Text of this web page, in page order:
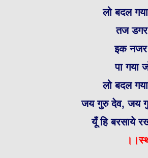
लो बदल
तज
इक
पा गया
लो बदल
जय गुरु देव, जय
यूँ हि बरसाये